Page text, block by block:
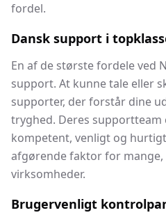
fordel.
Dansk support i
En af de største fordele ved
support. At kunne tale eller
supporter, der forstår dine
tryghed. Deres
kompetent, venligt og
afgørende faktor for
virksomheder.
Brugervenligt